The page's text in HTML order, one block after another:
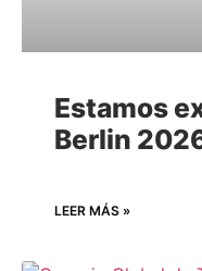
Estamos
Berlin
LEER MÁS »